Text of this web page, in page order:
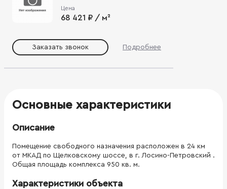
Цена
68 421 ₽ / м²
Заказать звонок Подробнее
Основные характеристики
Описание
Помещение свободного назначения расположен в 24 км
от МКАД по Щелковскому шоссе, в г. Лосино-Петровский .
Общая площадь комплекса 950 кв. м.
Характеристики объекта